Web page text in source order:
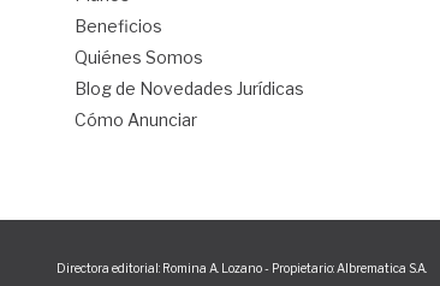
Beneficios
Quiénes Somos
Blog de Novedades Jurídicas
Cómo Anunciar
Directora editorial: Romina A. Lozano - Propietario: Albrematica S.A.